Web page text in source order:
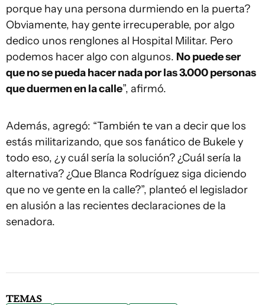
porque hay una persona durmiendo en la puerta?
Obviamente, hay gente irrecuperable, por algo
dedico unos renglones al Hospital Militar. Pero
podemos hacer algo con algunos. No puede ser
que no se pueda hacer nada por las 3.000 personas
que duermen en la calle”, afirmó.
Además, agregó: “También te van a decir que los
estás militarizando, que sos fanático de Bukele y
todo eso, ¿y cuál sería la solución? ¿Cuál sería la
alternativa? ¿Que Blanca Rodríguez siga diciendo
que no ve gente en la calle?”, planteó el legislador
en alusión a las recientes declaraciones de la
senadora.
TEMAS